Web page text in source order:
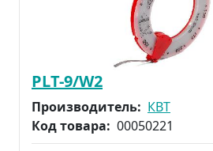
PLT-9/W2
Производитель: КВТ
Код товара: 00050221